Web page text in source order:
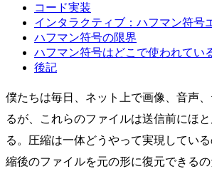
コード実装
インタラクティブ：ハフマン符号
ハフマン符号の限界
ハフマン符号はどこで使われてい
後記
僕たちは毎日、ネット上で画像、音声
るが、これらのファイルは送信前にほ
る。圧縮は一体どうやって実現してい
縮後のファイルを元の形に復元できるの